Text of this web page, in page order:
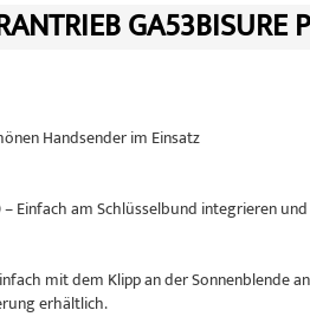
Handsender im Einsatz
– Einfach am Schlüsselbund integrieren
mit dem Klipp an der
erhältlich.